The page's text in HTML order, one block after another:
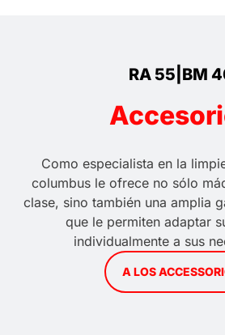
RA 55|BM
Como especialista en la
columbus le ofrece no sólo
clase, sino también una amplia
que le permiten adaptar
individualmente a sus
A LOS